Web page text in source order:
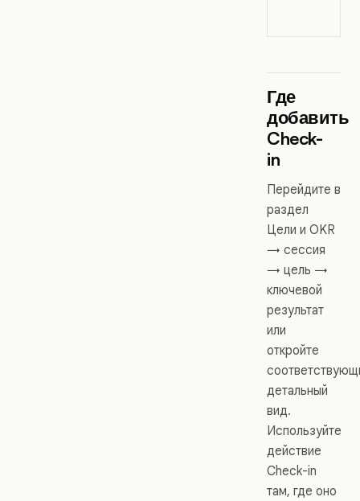
Где
добавить
Check-
in
Перейдите в
раздел
Цели и OKR
→ сессия
→ цель →
ключевой
результат
или
откройте
детальный
вид.
Используйте
действие
Check-in
там, где оно